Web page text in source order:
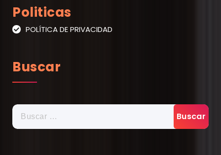
Politicas
POLÍTICA DE PRIVACIDAD
Buscar
BUSCAR: